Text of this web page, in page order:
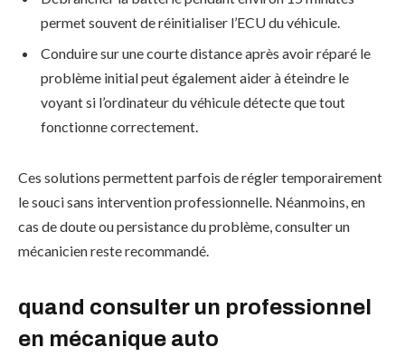
permet souvent de réinitialiser l’ECU du véhicule.
Conduire sur une courte distance après avoir réparé le
problème initial peut également aider à éteindre le
voyant si l’ordinateur du véhicule détecte que tout
fonctionne correctement.
Ces solutions permettent parfois de régler temporairement
le souci sans intervention professionnelle. Néanmoins, en
cas de doute ou persistance du problème, consulter un
mécanicien reste recommandé.
quand consulter un professionnel
en mécanique auto